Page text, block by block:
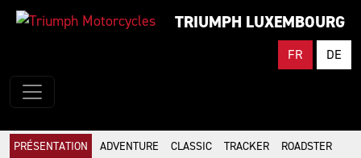
TRIUMPH LUXEMBOURG
FR DE
PRÉSENTATION ADVENTURE CLASSIC TRACKER
ROADSTER